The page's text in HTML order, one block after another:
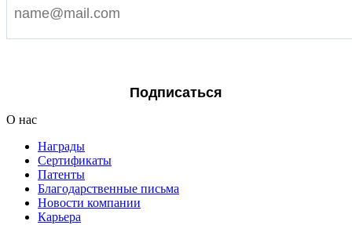
Подписаться
О нас
Награды
Сертификаты
Патенты
Благодарственные письма
Новости компании
Карьера